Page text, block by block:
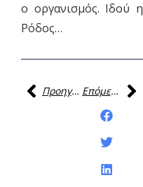
ο οργανισμός. Ιδού η
Ρόδος…
Προηγούμενη
Επόμενη